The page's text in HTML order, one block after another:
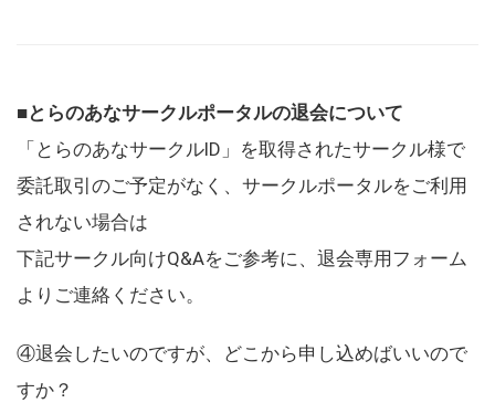
■とらのあなサークルポータルの退会について
「とらのあなサークルID」を取得されたサークル様で
委託取引のご予定がなく、サークルポータルをご利用
されない場合は
下記サークル向けQ&Aをご参考に、退会専用フォーム
よりご連絡ください。
④退会したいのですが、どこから申し込めばいいので
すか？